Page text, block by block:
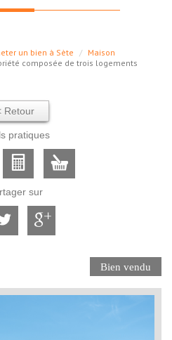
un bien à Sète
Maison
composée de trois logements
Retour
pratiques
sur
Bien vendu